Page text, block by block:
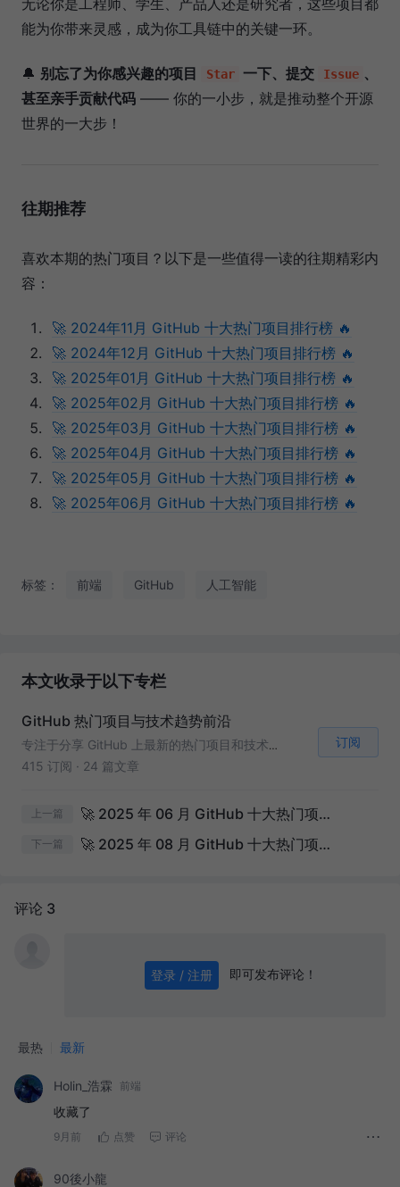
能为你带来灵感，成为你工具链中的关键一环。
🔔 别忘了为你感兴趣的项目 Star 一下、提交 Issue 、
甚至亲手贡献代码 —— 你的一小步，就是推动整个开源
世界的一大步！
往期推荐
喜欢本期的热门项目？以下是一些值得一读的往期精彩内
容：
🚀 2024年11月 GitHub 十大热门项目排行榜 🔥
🚀 2024年12月 GitHub 十大热门项目排行榜 🔥
🚀 2025年01月 GitHub 十大热门项目排行榜 🔥
🚀 2025年02月 GitHub 十大热门项目排行榜 🔥
🚀 2025年03月 GitHub 十大热门项目排行榜 🔥
🚀 2025年04月 GitHub 十大热门项目排行榜 🔥
🚀 2025年05月 GitHub 十大热门项目排行榜 🔥
🚀 2025年06月 GitHub 十大热门项目排行榜 🔥
标签： 前端 GitHub 人工智能
本文收录于以下专栏
GitHub 热门项目与技术趋势前沿
专注于分享 GitHub 上最新的热门项目和技术趋势，深入解读技术热点，涵盖开源工具、AI、开发框架等内容，帮助开发者、数据科学家和技术爱好者掌握最新的技术动态。每月为您带来精选的 GitHub 项目推荐，让您紧跟技术前沿。
415 订阅 · 24 篇文章
订阅
上一篇 🚀 2025 年 06 月 GitHub 十大热门项目排行榜 🔥
下一篇 🚀 2025 年 08 月 GitHub 十大热门项目排行榜 🔥
评论 3
登录 / 注册 即可发布评论！
最热 最新
Holin_浩霖 前端
收藏了
9月前 点赞 评论
90後小龍